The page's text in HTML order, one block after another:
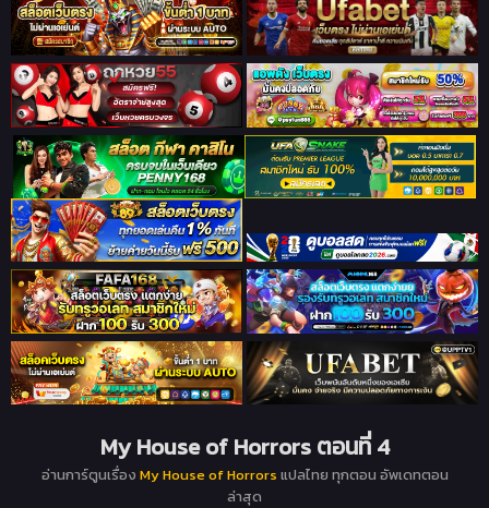
My House of Horrors ตอนที่ 4
อ่านการ์ตูนเรื่อง My House of Horrors แปลไทย ทุกตอน อัพเดทตอน
ล่าสุด